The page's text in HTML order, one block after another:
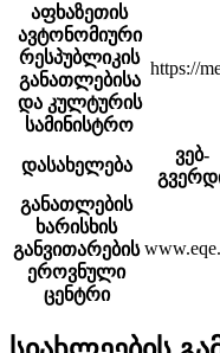
აფხაზეთის
ავტონომიური
რესპუბლიკის
განათლებისა
და კულტურის
სამინისტრო
https://
დასახელება
ვებ-
განათლების
ხარისხის
განვითარების
ეროვნული
ცენტრი